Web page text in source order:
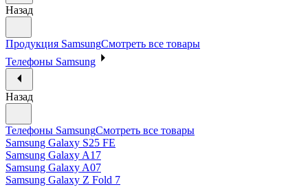
Назад
Продукция SamsungСмотреть все товары
Телефоны Samsung
Назад
Телефоны SamsungСмотреть все товары
Samsung Galaxy S25 FE
Samsung Galaxy A17
Samsung Galaxy A07
Samsung Galaxy Z Fold 7